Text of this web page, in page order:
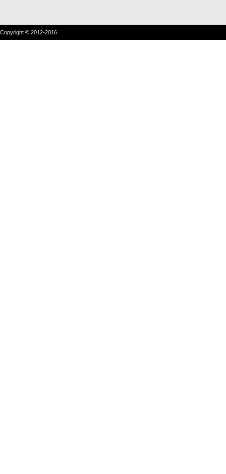
Copyright © 2012-2016